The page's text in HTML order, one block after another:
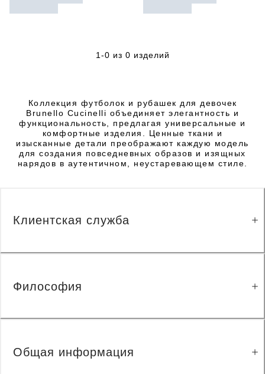
1-0 из 0 изделий
Коллекция футболок и рубашек для девочек
Brunello Cucinelli объединяет элегантность и
функциональность, предлагая универсальные и
комфортные изделия. Ценные ткани и
изысканные детали преображают каждую модель
для создания повседневных образов и изящных
нарядов в аутентичном, неустаревающем стиле.
Клиентская служба
Философия
Общая информация